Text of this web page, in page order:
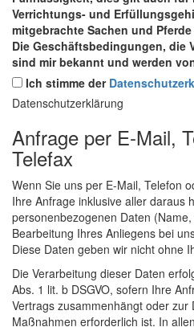
Verrichtungs- und
mitgebrachte Sachen und
Die Geschäftsbedingungen, die
sind mir bekannt und werden
Ich stimme der
Datenschutzerklärung
Anfrage per E-Mail,
Telefax
Wenn Sie uns per E-Mail, Telefon
Ihre Anfrage inklusive aller daraus
personenbezogenen Daten
Bearbeitung Ihres Anliegens bei
Diese Daten geben wir nicht ohne
Die Verarbeitung dieser Daten
Abs. 1 lit. b DSGVO, sofern Ihre
Vertrags zusammenhängt oder
Maßnahmen erforderlich ist. In